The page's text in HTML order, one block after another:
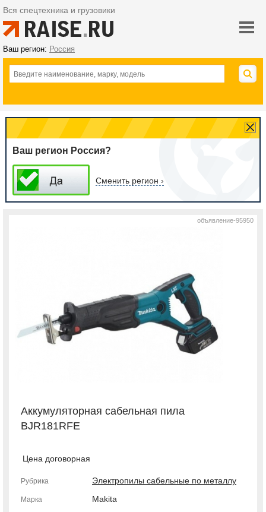
Вся спецтехника и грузовики
Ваш регион: Россия
Ваш регион Россия?
Сменить регион ›
Аккумуляторная сабельная пила
BJR181RFE
Цена договорная
Рубрика Электропилы сабельные по металлу
Марка Makita
объявление-95950